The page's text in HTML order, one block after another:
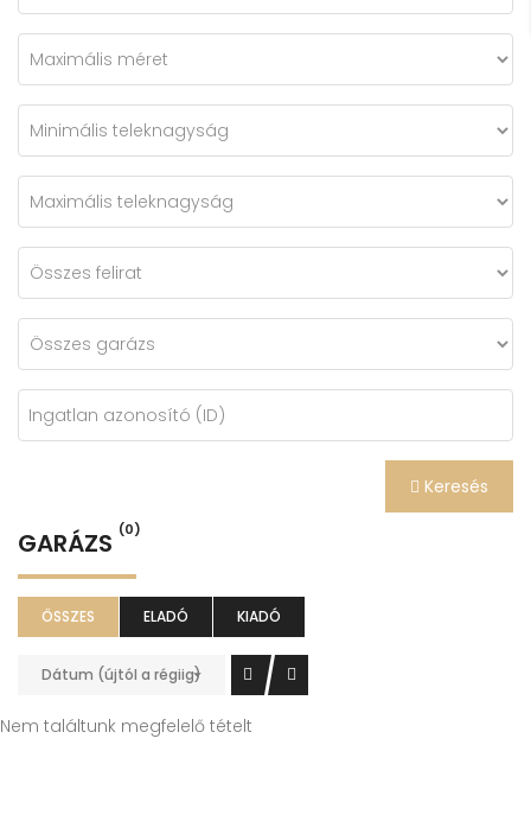
Keresés
GARÁZS (0)
ÖSSZES ELADÓ KIADÓ
Dátum (újtól a régiig)
Nem találtunk megfelelő tételt